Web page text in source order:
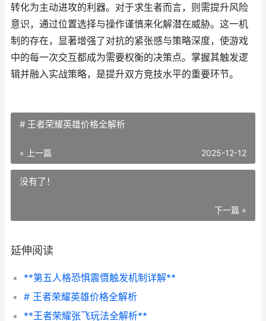
转化为主动进攻的利器。对于求生者而言，则需提升风险
意识，通过位置选择与操作谨慎来化解潜在威胁。这一机
制的存在，显著增强了对抗的紧张感与策略深度，使游戏
中的每一次交互都成为需要权衡的决策点。掌握其触发逻
辑并融入实战策略，是提升双方竞技水平的重要环节。
# 王者荣耀英雄价格全解析
« 上一篇 2025-12-12
没有了！
下一篇 »
延伸阅读
**第五人格恐惧震慑触发机制详解**
# 王者荣耀英雄价格全解析
**王者荣耀张飞玩法全解析**